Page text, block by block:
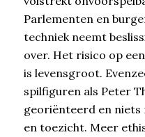
Parlementen en
techniek neemt
over. Het risico op
is levensgroot.
spilfiguren als Peter
georiënteerd en niets
en toezicht. Meer